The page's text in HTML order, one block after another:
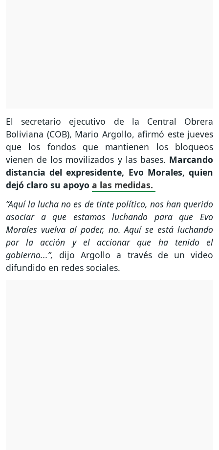
El secretario ejecutivo de la Central Obrera
Boliviana (COB), Mario Argollo, afirmó este jueves
que los fondos que mantienen los bloqueos
vienen de los movilizados y las bases. Marcando
distancia del expresidente, Evo Morales, quien
dejó claro su apoyo a las medidas.
“Aquí la lucha no es de tinte político, nos han querido
asociar a que estamos luchando para que Evo
Morales vuelva al poder, no. Aquí se está luchando
por la acción y el accionar que ha tenido el
gobierno...”, dijo Argollo a través de un video
difundido en redes sociales.